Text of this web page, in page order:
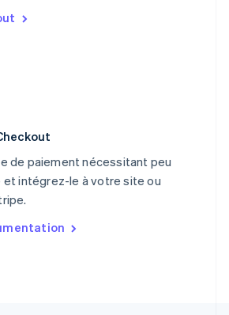
de paiement nécessitant peu
intégrez-le à votre site ou